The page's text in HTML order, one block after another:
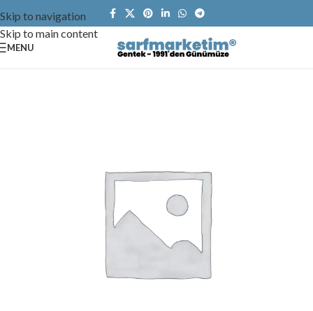
Skip to navigation
Skip to main content
MENU